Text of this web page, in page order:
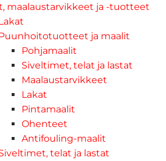
maalaustarvikkeet ja -tuotteet
ja maalit
Pohjamaalit
Siveltimet, telat ja lastat
Maalaustarvikkeet
Lakat
Pintamaalit
Ohenteet
Antifouling-maalit
telat ja lastat